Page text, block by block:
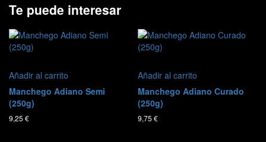
Te puede interesar
Añadir al carrito
Manchego Adiano Semi
(250g)
9,25 €
Añadir al carrito
Manchego Adiano Curado
(250g)
9,75€